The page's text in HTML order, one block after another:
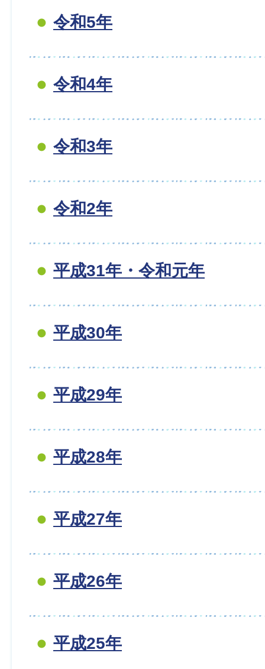
令和5年
令和4年
令和3年
令和2年
平成31年・令和元年
平成30年
平成29年
平成28年
平成27年
平成26年
平成25年